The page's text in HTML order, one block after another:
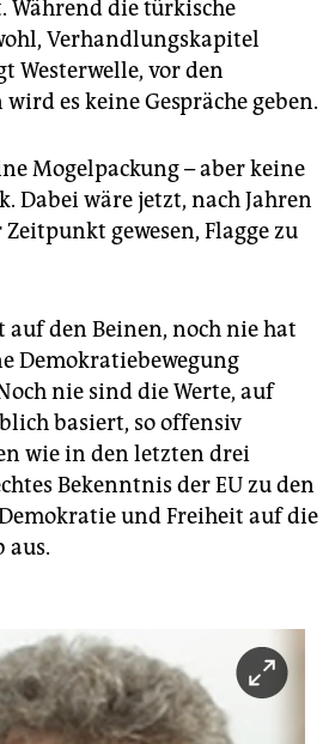
Während die türkische
Verhandlungskapitel
Westerwelle, vor den
es keine Gespräche geben.
Mogelpackung – aber keine
Dabei wäre jetzt, nach Jahren
gewesen, Flagge zu
auf den Beinen, noch nie hat
Demokratiebewegung
nie sind die Werte, auf
basiert, so offensiv
wie in den letzten drei
Bekenntnis der EU zu den
und Freiheit auf die
aus.